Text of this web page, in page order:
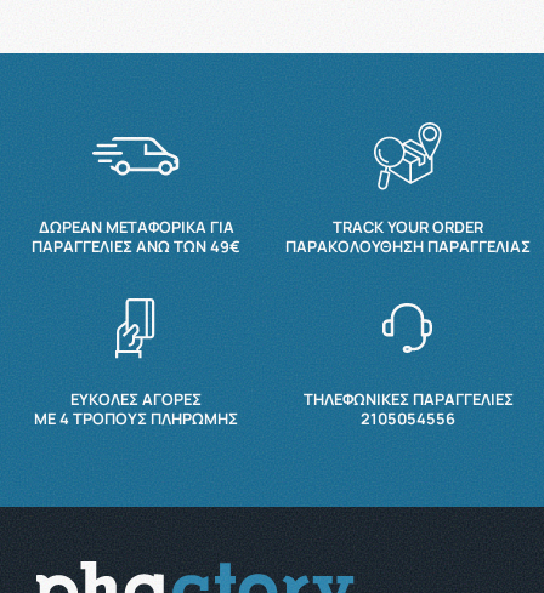
ΔΩΡΕΆΝ ΜΕΤΑΦΟΡΙΚΆ ΓΙΑ
ΠΑΡΑΓΓΕΛΊΕΣ ΆΝΩ ΤΩΝ 49€
TRACK YOUR ORDER
ΠΑΡΑΚΟΛΟΎΘΗΣΗ ΠΑΡΑΓΓΕΛΊΑΣ
ΕΥΚΟΛΕΣ ΑΓΟΡΕΣ
ΜΕ 4 ΤΡΌΠΟΥΣ ΠΛΗΡΩΜΉΣ
ΤΗΛΕΦΩΝΙΚΕΣ ΠΑΡΑΓΓΕΛΙΕΣ
2105054556